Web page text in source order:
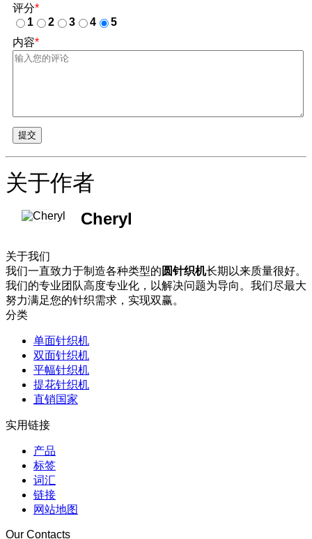
评分*
1
2 3 4
5
内容*
提交
关于作者
Cheryl
关于我们
我们一直致力于制造各种类型的 圆针织机长期以来质量很好。
我们的专业团队高度专业化，以解决问题为导向。我们尽最大
努力满足您的针织需求，实现双赢。
分类
单面针织机
双面针织机
平幅针织机
提花针织机
直销国家
实用链接
产品
标签
词汇
链接
网站地图
Our Contacts